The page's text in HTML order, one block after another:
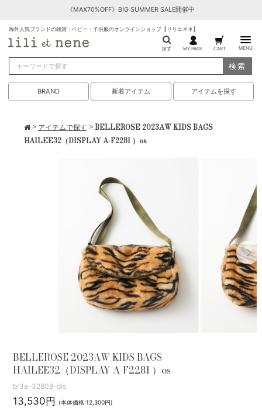
《MAX70%OFF》BIG SUMMER SALE開催中
海外人気ブランドの雑貨・ベビー・子供服のオンラインショップ【リリエネネ】
探す MY PAGE CART MENU
検索
BRAND 新着アイテム アイテムを探す
> アイテムで探す> BELLEROSE 2023AW KIDS BAGS
HAILEE32（DISPLAY A-F2281 ）os
BELLEROSE 2023AW KIDS BAGS
HAILEE32（DISPLAY A-F2281 ）os
br3a-32808-dis
13,530円 (本体価格:12,300円)